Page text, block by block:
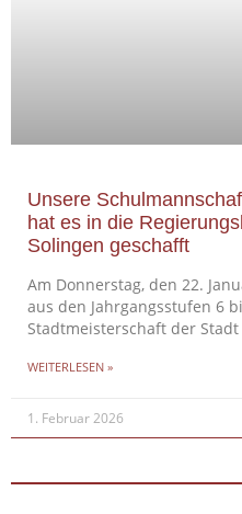
Unsere
hat es in die
Solingen geschafft
Am Donnerstag, den 22.
aus den Jahrgangsstufen 6
Stadtmeisterschaft der
WEITERLESEN »
1. Februar 2026